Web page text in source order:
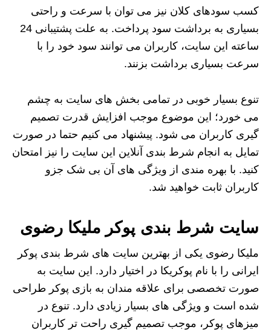
کسب سودهای کلان نیز می توان با سرعت و راحتی
بسیاری به برداشت سود پرداخت. به علت پشتیبانی 24
ساعته این سایت، کاربران می توانند سود خود را با
سرعت بسیاری برداشت بزنند.
تنوع بسیار خوبی در تمامی بخش های سایت به چشم
می خورد؛ این موضوع موجب افزایش قدرت تصمیم
گیری کاربران می شود. پیشنهاد می کنیم حتما در صورت
تمایل به انجام شرط بندی آنلاین این سایت را نیز امتحان
کنید. با بهره مندی از ویژگی های آن بی شک جزو
کاربران ثابت خواهید شد.
سایت شرط بندی پوکر ملیکا رضوی
ملیکا رضوی یکی از بهترین سایت های شرط بندی پوکر
ایرانی را با نام پوکریکا در اختیار دارد. این سایت به
صورت تخصصی برای علاقه مندان به بازی پوکر طراحی
شده است و ویژگی های بسیار زیادی دارد. تنوع در
میزهای پوکر، موجب تصمیم گیری راحت تر کاربران